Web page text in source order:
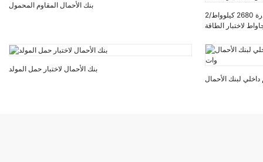
بنك الأحمال المقاوم المحمول
بنك أحمال مقاومة تيار متردد محمول بقدرة 2680 كيلوواط/2
لاختبار الطاقة
بنك الأحمال لاختبار حمل المولد